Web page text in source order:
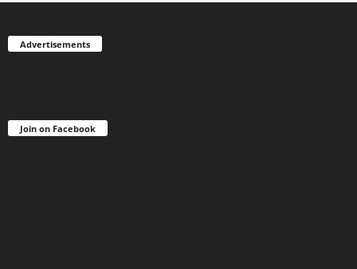
Advertisements
Join on Facebook